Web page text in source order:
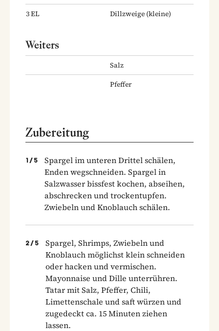
3EL Dillzweige (kleine)
Weiters
Salz
Pfeffer
Zubereitung
1 / 5
Spargel im unteren Drittel schälen,
Enden wegschneiden. Spargel in
Salzwasser bissfest kochen, abseihen,
abschrecken und trockentupfen.
Zwiebeln und Knoblauch schälen.
2 / 5
Spargel, Shrimps, Zwiebeln und
Knoblauch möglichst klein schneiden
oder hacken und vermischen.
Mayonnaise und Dille unterrühren.
Tatar mit Salz, Pfeffer, Chili,
Limettenschale und ­saft würzen und
zugedeckt ca. 15 Minuten ziehen
lassen.